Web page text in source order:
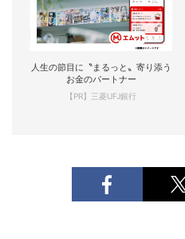
人生の節目に〝まるっと〟寄り添う
お金のパートナー
【PR】三菱UFJ銀行